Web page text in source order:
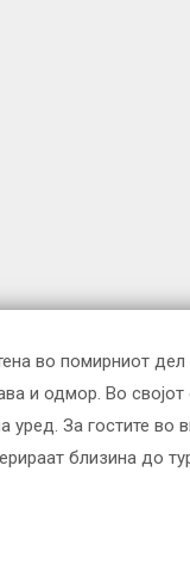
во помирниот
и одмор. Во својот
За гостите во
близина до